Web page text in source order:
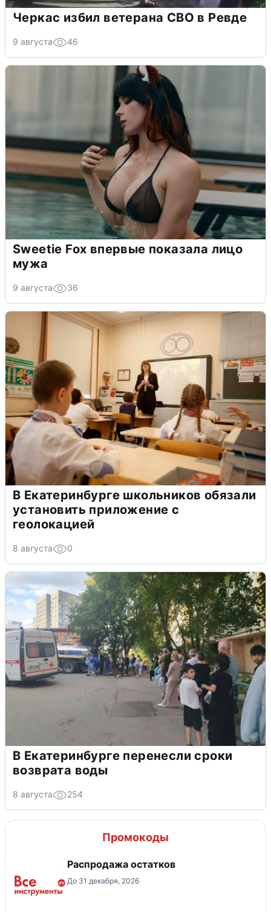
Черкас избил ветерана СВО в Ревде
9 августа 46
Sweetie Fox впервые показала лицо
мужа
9 августа 36
В Екатеринбурге школьников обязали
установить приложение с
геолокацией
8 августа 0
В Екатеринбурге перенесли сроки
возврата воды
8 августа 254
Промокоды
Распродажа остатков
До 31 декабря, 2026